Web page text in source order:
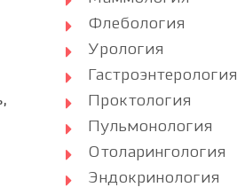
Флебология
Урология
Гастроэнтерология
Проктология
Пульмонология
Отоларингология
Эндокринология